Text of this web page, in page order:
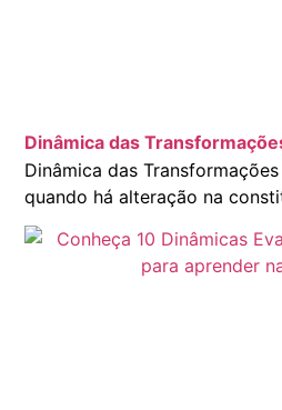
Dinâmica das
Dinâmica das
quando há alteração na